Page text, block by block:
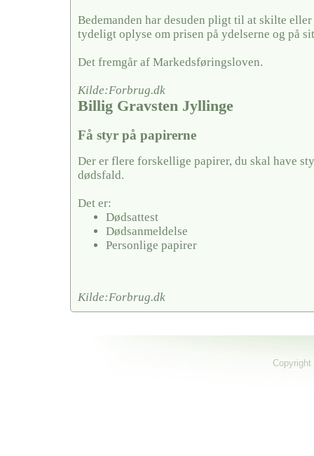
Bedemanden har desuden pligt til at skilte eller
tydeligt oplyse om prisen på ydelserne og på
Det fremgår af Markedsføringsloven.
Kilde:Forbrug.dk
Billig Gravsten Jyllinge
Få styr på papirerne
Der er flere forskellige papirer, du skal have
dødsfald.
Det er:
Dødsattest
Dødsanmeldelse
Personlige papirer
Kilde:Forbrug.dk